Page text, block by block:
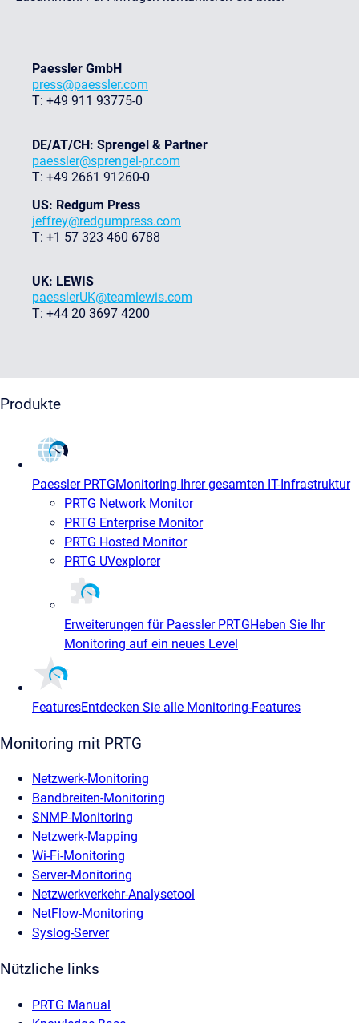
Paessler GmbH
press@paessler.com
T: +49 911 93775-0
DE/AT/CH: Sprengel & Partner
paessler@sprengel-pr.com
T: +49 2661 91260-0
US: Redgum Press
jeffrey@redgumpress.com
T: +1 57 323 460 6788
UK: LEWIS
paesslerUK@teamlewis.com
T: +44 20 3697 4200
Produkte
Paessler PRTGMonitoring Ihrer gesamten IT-Infrastruktur
PRTG Network Monitor
PRTG Enterprise Monitor
PRTG Hosted Monitor
PRTG UVexplorer
Erweiterungen für Paessler PRTGHeben Sie Ihr
Monitoring auf ein neues Level
FeaturesEntdecken Sie alle Monitoring-Features
Monitoring mit PRTG
Netzwerk-Monitoring
Bandbreiten-Monitoring
SNMP-Monitoring
Netzwerk-Mapping
Wi-Fi-Monitoring
Server-Monitoring
Netzwerkverkehr-Analysetool
NetFlow-Monitoring
Syslog-Server
Nützliche links
PRTG Manual